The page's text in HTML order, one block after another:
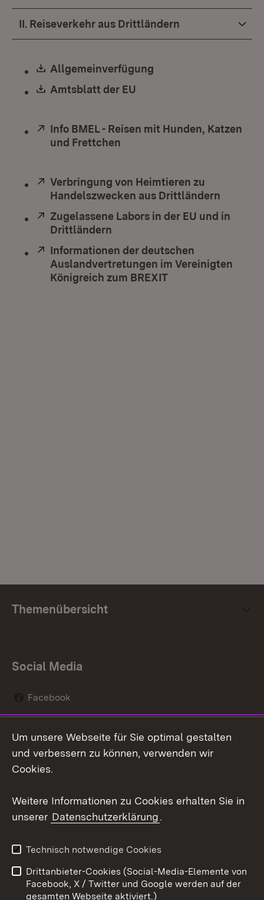
II. Reiseverkehr aus Drittländern
Download:
Allgemeinverfügung
Download:
Amtsblatt der EU
Extern:
Info BMEL - Reisen mit Hunden, Katzen
und Frettchen
Extern:
Verbringung von Heimtieren zu
Handelszwecken aus Drittländern
Extern:
Zugelassene Labors in der EU und in
Drittländern
Extern:
Informationen der deutschen
Auslandvertretungen im Vereinigten
Königreich zum BREXIT
Themenübersicht
Social Media
Facebook
Social Wall
Youtube
Kontakt
Datenschutz
Barrierefreiheit
Impressum Cookies
Um unsere Webseite für Sie optimal gestalten
und verbessern zu können, verwenden wir
Cookies.
Weitere Informationen zu Cookies erhalten Sie in
unserer Datenschutzerklärung.
Technisch notwendige Cookies
Drittanbieter-Cookies (Social-Media-Elemente von
Facebook, X / Twitter und Google werden auf der
gesamten Webseite aktiviert.)